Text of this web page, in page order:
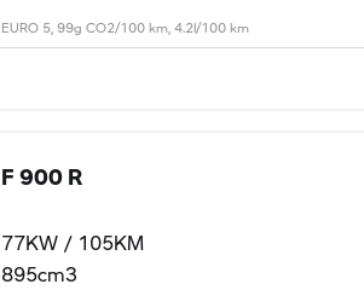
EURO 5, 99g CO2/100 km, 4.2l/100 km
F 900 R
77KW / 105KM
895cm3